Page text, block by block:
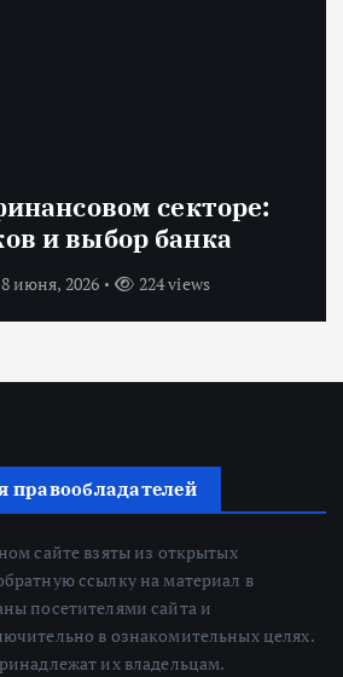
секторе:
и выбор банка
июня, 2026 224 views
правообладателей
сайте взяты из открытых
ссылку на материал в
посетителями сайта и
в ознакомительных целях.
их владельцам.